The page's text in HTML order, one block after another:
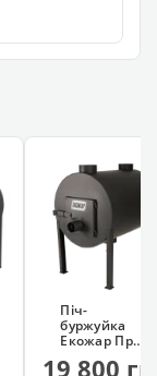
Піч-
буржуйка
Екожар Про
вертикальна
19 800